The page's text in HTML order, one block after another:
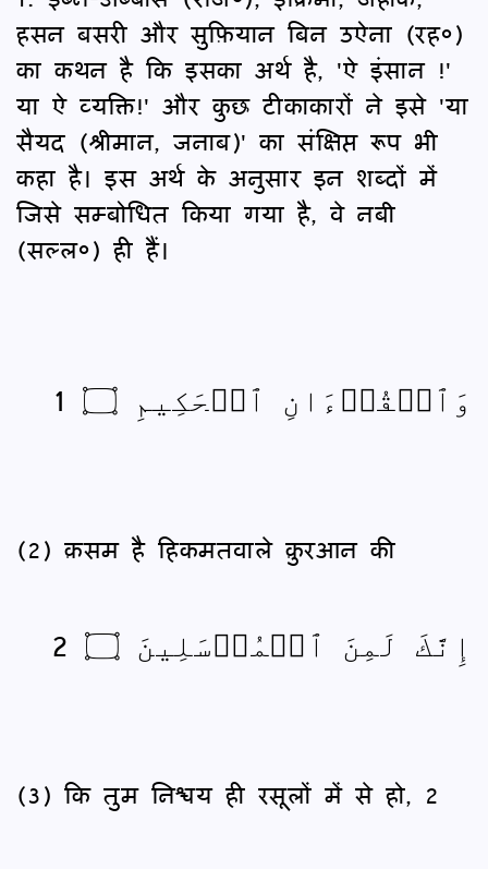
हसन बसरी और सुफ़ियान बिन उऐना (रह०)
का कथन है कि इसका अर्थ है, 'ऐ इंसान !'
या ऐ व्यक्ति!' और कुछ टीकाकारों ने इसे 'या
सैयद (श्रीमान, जनाब)' का संक्षिप्त रूप भी
कहा है। इस अर्थ के अनुसार इन शब्दों में
जिसे सम्बोधित किया गया है, वे नबी
(सल्ल०) ही हैं।
وَٱلۡقُرۡءَانِ ٱلۡحَكِيمِ ۝ 1
(2) क़सम है हिकमतवाले क़ुरआन की
إِنَّكَ لَمِنَ ٱلۡمُرۡسَلِينَ ۝ 2
(3) कि तुम निश्चय ही रसूलों में से हो, 2